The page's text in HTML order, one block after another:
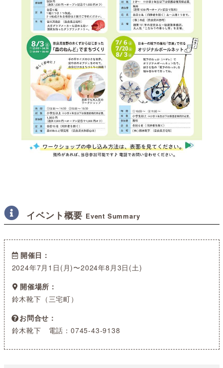
イベント概要 Event Summary
開催日
2024年7月1日(月)〜2024年8月3日(土)
開催場所
鈴木靴下（三宅町）
お問合せ
鈴木靴下 電話：0745-43-9138